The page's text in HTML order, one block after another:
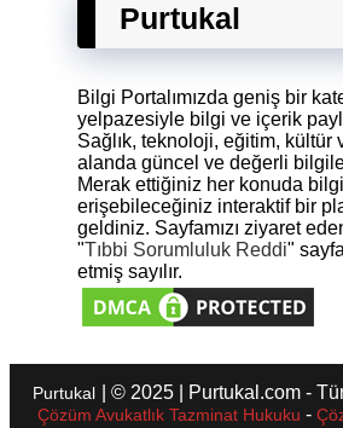
Purtukal
Bilgi Portalımızda geniş bir
yelpazesiyle bilgi ve içerik
Sağlık, teknoloji, eğitim, kültür
alanda güncel ve değerli
Merak ettiğiniz her konuda
erişebileceğiniz interaktif bir
geldiniz. Sayfamızı ziyaret
"Tıbbi Sorumluluk Reddi"
etmiş sayılır.
Purtukal | © 2025 | Purtukal.com -
Çözüm Avukatlık Tazminat Hukuku -